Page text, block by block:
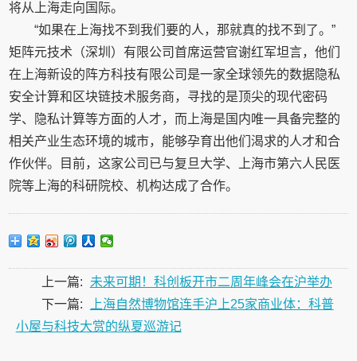
将从上海走向国际。
“如果在上海找不到我们要的人，那就真的找不到了。”
矩阵元技术（深圳）有限公司首席运营官谢红军坦言，他们
在上海新设的阵方科技有限公司是一家全球领先的数据隐私
安全计算和区块链技术服务商，寻找的是顶尖的现代密码
学、隐私计算等方面的人才，而上海是国内唯一具备完整的
相关产业生态环境的城市，能够孕育出他们渴求的人才和合
作伙伴。目前，这家公司已与复旦大学、上海市第六人民医
院等上海的科研院校、机构达成了合作。
上一篇:
未来可期！科创板开市二周年峰会在沪举办
下一篇:
上海自然博物馆连手沪上25家商业体：科普
小屋与科技大赏的纵夏巡游记